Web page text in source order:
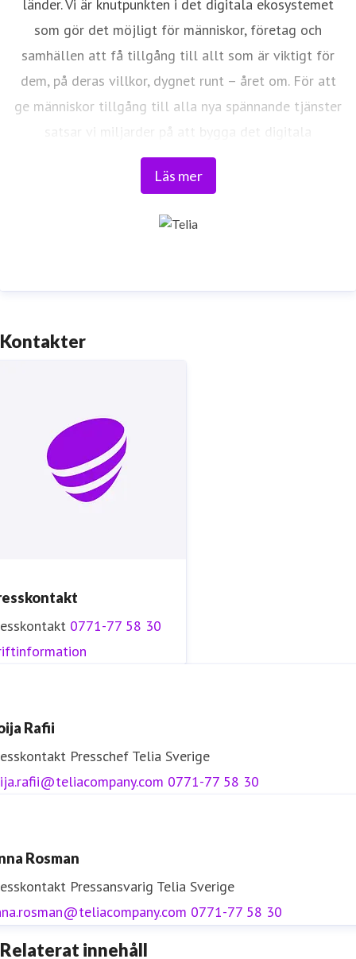
länder. Vi är knutpunkten i det digitala ekosystemet
som gör det möjligt för människor, företag och
samhällen att få tillgång till allt som är viktigt för
dem, på deras villkor, dygnet runt – året om. För att
ge människor tillgång till alla nya spännande tjänster
satsar vi miljarder på att bygga det digitala
samhället, vi bygger Framtidens nät. Vi har bestämt
oss för att förändra it-och telekomindustrin och föra
Läs mer
Kontakter
0771-77 58 30
Rafii
Presschef Telia Sverige
0771-77 58 30
Rosman
Pressansvarig Telia Sverige
0771-77 58 30
Relaterat innehåll